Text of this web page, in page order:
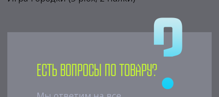
Есть вопросы по товару?